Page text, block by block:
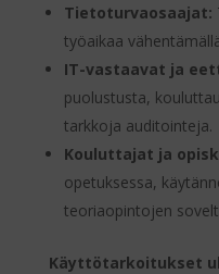
Tietoturvaosaajat:
työaikaa
IT-vastaavat ja
puolustusta,
tarkkoja auditointeja.
Kouluttajat ja
opetuksessa,
teoriaopintojen
Käyttötarkoitukset